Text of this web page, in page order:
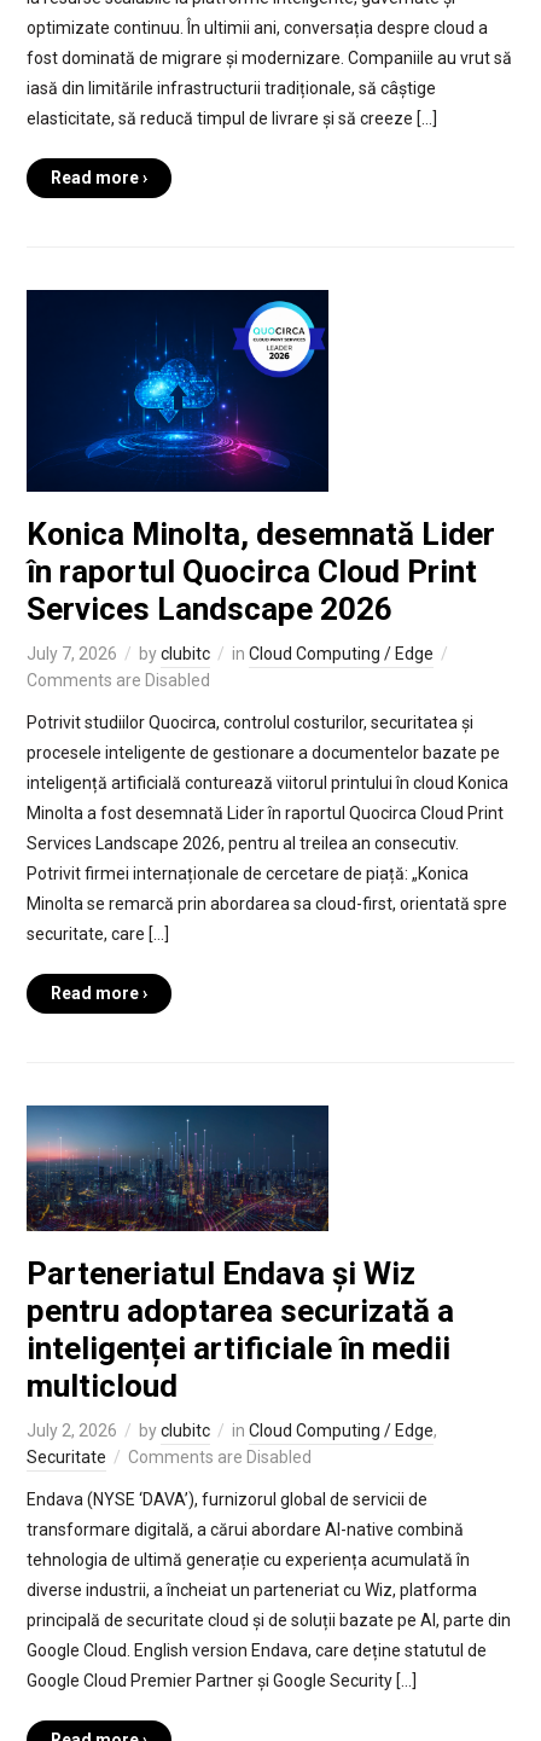
optimizate continuu. În ultimii ani, conversația despre cloud a
fost dominată de migrare și modernizare. Companiile au vrut să
iasă din limitările infrastructurii tradiționale, să câștige
elasticitate, să reducă timpul de livrare și să creeze […]
Read more ›
Konica Minolta, desemnată Lider
în raportul Quocirca Cloud Print
Services Landscape 2026
July 7, 2026 byclubitc in Cloud Computing / Edge
Comments are Disabled
Potrivit studiilor Quocirca, controlul costurilor, securitatea și
procesele inteligente de gestionare a documentelor bazate pe
inteligență artificială conturează viitorul printului în cloud Konica
Minolta a fost desemnată Lider în raportul Quocirca Cloud Print
Services Landscape 2026, pentru al treilea an consecutiv.
Potrivit firmei internaționale de cercetare de piață: „Konica
Minolta se remarcă prin abordarea sa cloud-first, orientată spre
securitate, care […]
Read more ›
Parteneriatul Endava și Wiz
pentru adoptarea securizată a
inteligenței artificiale în medii
multicloud
July 2, 2026 byclubitc in Cloud Computing / Edge,
Securitate
Comments are Disabled
Endava (NYSE ‘DAVA’), furnizorul global de servicii de
transformare digitală, a cărui abordare AI-native combină
tehnologia de ultimă generație cu experiența acumulată în
diverse industrii, a încheiat un parteneriat cu Wiz, platforma
principală de securitate cloud și de soluții bazate pe AI, parte din
Google Cloud. English version Endava, care deține statutul de
Google Cloud Premier Partner și Google Security […]